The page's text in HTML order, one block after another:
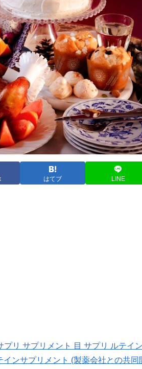
はてブ LINE
リ サプリメント 目 サプリ ルテイ
ンサプリメント (製薬会社との共